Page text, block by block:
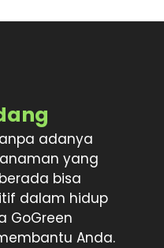
adanya
yang
bisa
dalam hidup
GoGreen
Anda.